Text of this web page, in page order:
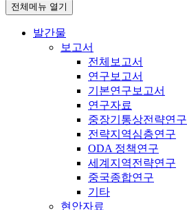
전체메뉴 열기
발간물
보고서
전체보고서
연구보고서
기본연구보고서
연구자료
중장기통상전략연구
전략지역심층연구
ODA 정책연구
세계지역전략연구
중국종합연구
기타
현안자료